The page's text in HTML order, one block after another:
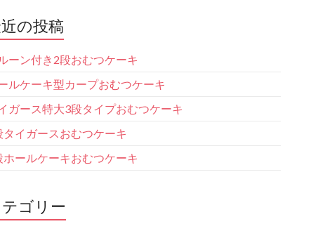
の投稿
ーン付き2段おむつケーキ
ルケーキ型カープおむつケーキ
ガース特大3段タイプおむつケーキ
タイガースおむつケーキ
ホールケーキおむつケーキ
ゴリー